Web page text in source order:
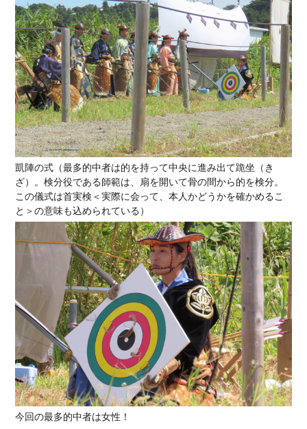
凱陣の式（最多的中者は的を持って中央に進み出て跪坐（き
ざ）。検分役である師範は、扇を開いて骨の間から的を検分。
この儀式は首実検＜実際に会って、本人かどうかを確かめるこ
と＞の意味も込められている）
今回の最多的中者は女性！